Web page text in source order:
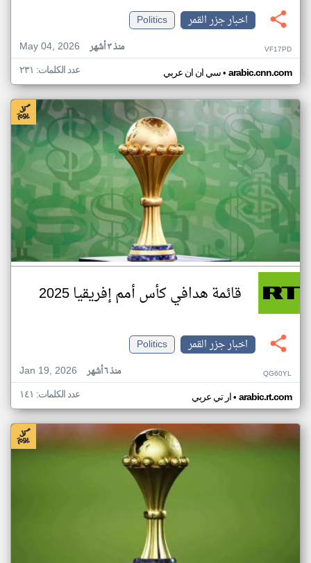
اخبار جزر القمر
Politics
May 04, 2026
منذ ٣ أشهر VF17PD
سي ان ان عربي• arabic.cnn.com عدد الكلمات: ٢٣١
قائمة هدافي كأس أمم إفريقيا 2025
اخبار جزر القمر
Politics
Jan 19, 2026
منذ ٦ أشهر QG60YL
ار تي عربي• arabic.rt.com عدد الكلمات: ١٤١